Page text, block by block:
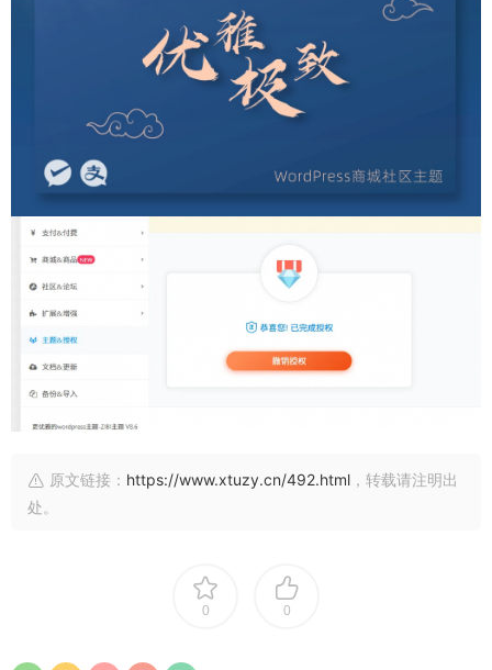
原文链接： https://www.xtuzy.cn/492.html ，转载请注明出
处。
0 0